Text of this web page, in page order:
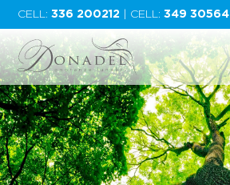
CELL:336 200212 | CELL:349